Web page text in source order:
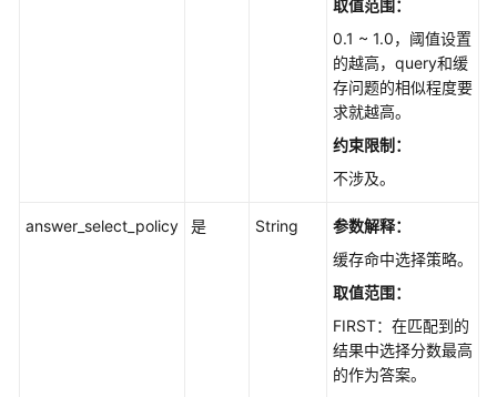
取值范围：
0.1 ~ 1.0，阈值设置
的越高，query和缓
存问题的相似程度要
求就越高。
约束限制：
不涉及。
answer_select_policy 是 String
参数解释：
缓存命中选择策略。
取值范围：
FIRST：在匹配到的
结果中选择分数最高
的作为答案。